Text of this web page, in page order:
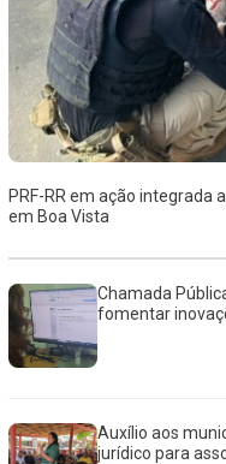
PRF-RR em ação integrada
em Boa Vista
Chamada
fomentar
Auxílio aos
jurídico para